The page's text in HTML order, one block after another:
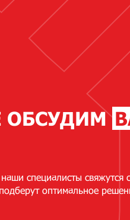
ОБСУДИМ
специалисты свяжутся
оптимальное